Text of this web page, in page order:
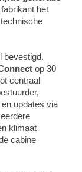
het
bevestigd.
op 30
centraal
updates via
klimaat
cabine